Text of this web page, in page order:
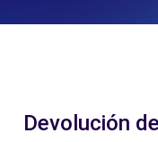
Devolución